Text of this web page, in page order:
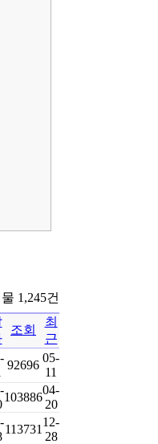
1,245건
조회
최
근
92696
05-
11
103886
04-
20
113731
12-
28